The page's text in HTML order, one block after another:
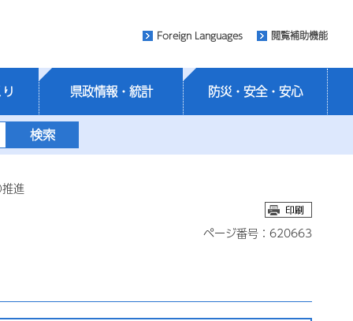
Foreign Languages 閲覧補助機能
県政情報・統計 防災・安全・安心
進
ページ番号：620663